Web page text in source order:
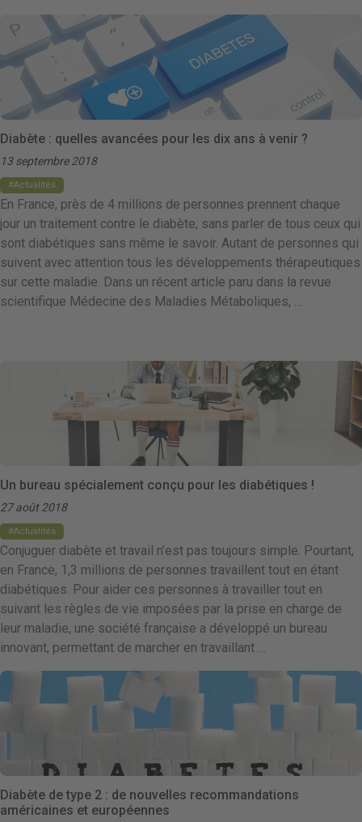
Diabète : quelles avancées pour les dix ans à venir ?
13 septembre 2018
Actualités
En France, près de 4 millions de personnes prennent chaque
jour un traitement contre le diabète, sans parler de tous ceux qui
sont diabétiques sans même le savoir. Autant de personnes qui
suivent avec attention tous les développements thérapeutiques
sur cette maladie. Dans un récent article paru dans la revue
scientifique Médecine des Maladies Métaboliques, …
Un bureau spécialement conçu pour les diabétiques !
27 août 2018
Actualités
Conjuguer diabète et travail n’est pas toujours simple. Pourtant,
en France, 1,3 millions de personnes travaillent tout en étant
diabétiques. Pour aider ces personnes à travailler tout en
suivant les règles de vie imposées par la prise en charge de
leur maladie, une société française a développé un bureau
innovant, permettant de marcher en travaillant …
Diabète de type 2 : de nouvelles recommandations
américaines et européennes